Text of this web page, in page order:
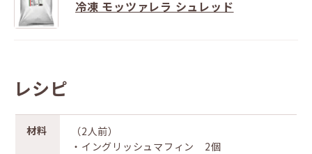
冷凍 モッツァレラ シュレッド
レシピ
材料
（2人前）
・イングリッシュマフィン 2個